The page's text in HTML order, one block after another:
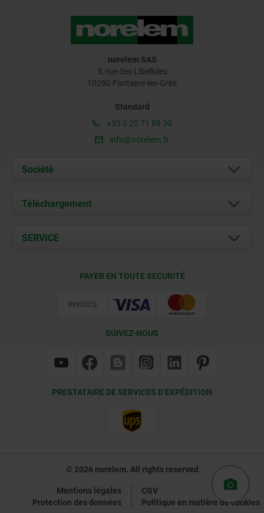
norelem SAS
5, rue des Libellules
10280 Fontaine-les-Grès
Standard
+33 3 25 71 89 30
info@norelem.fr
Société
À propos de nous
Contact
Téléchargement
Documents
SERVICE
PAYER EN TOUTE SÉCURITÉ
SUIVEZ-NOUS
PRESTATAIRE DE SERVICES D’EXPÉDITION
© 2026 norelem. All rights reserved
Mentions légales
CGV
Protection des données
Politique en matière de cookies